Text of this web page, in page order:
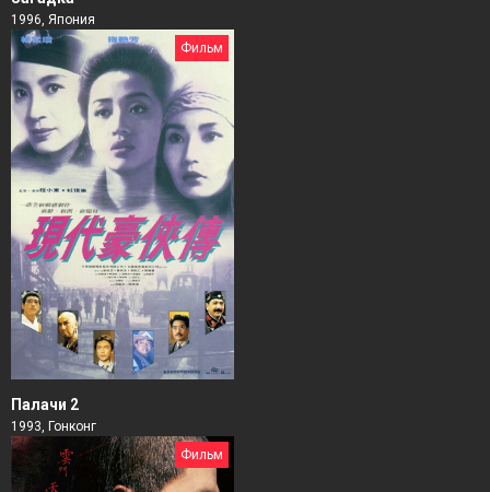
1996, Япония
Фильм
Палачи 2
1993, Гонконг
Фильм